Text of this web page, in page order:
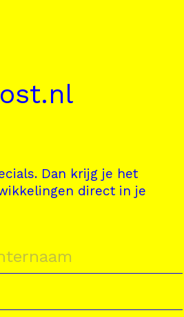
Dan krijg je het
direct in je